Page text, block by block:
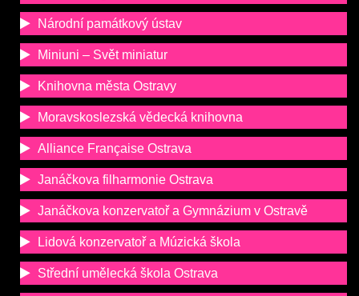
Národní památkový ústav
Miniuni – Svět miniatur
Knihovna města Ostravy
Moravskoslezská vědecká knihovna
Alliance Française Ostrava
Janáčkova filharmonie Ostrava
Janáčkova konzervatoř a Gymnázium v Ostravě
Lidová konzervatoř a Múzická škola
Střední umělecká škola Ostrava